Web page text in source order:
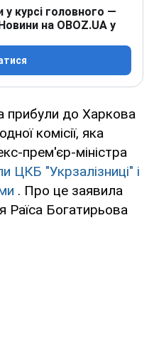
курсі головного —
на OBOZ.UA у
прибули до Харкова
комісії, яка
прем'єр-міністра
ЦКБ "Укрзалізниці" і
. Про це заявила
Раїса Богатирьова